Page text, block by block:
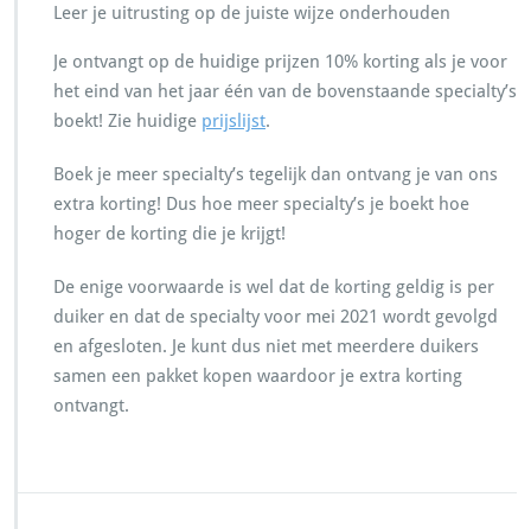
Leer je uitrusting op de juiste wijze onderhouden
Je ontvangt op de huidige prijzen 10% korting als je voor
het eind van het jaar één van de bovenstaande specialty’s
boekt! Zie huidige prijslijst.
Boek je meer specialty’s tegelijk dan ontvang je van ons
extra korting! Dus hoe meer specialty’s je boekt hoe
hoger de korting die je krijgt!
De enige voorwaarde is wel dat de korting geldig is per
duiker en dat de specialty voor mei 2021 wordt gevolgd
en afgesloten. Je kunt dus niet met meerdere duikers
samen een pakket kopen waardoor je extra korting
ontvangt.